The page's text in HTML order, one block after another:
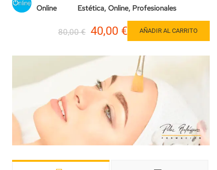
Online Estética, Online, Profesionales
80,00 € 40,00 € AÑADIR AL CARRITO